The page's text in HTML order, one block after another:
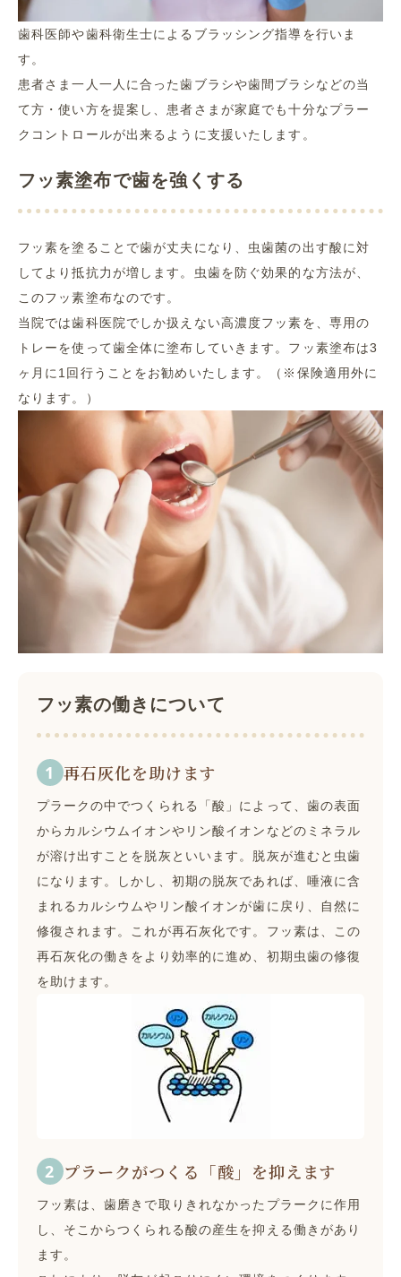
歯科医師や歯科衛生士によるブラッシング指導を行いま
す。
患者さま一人一人に合った歯ブラシや歯間ブラシなどの当
て方・使い方を提案し、患者さまが家庭でも十分なプラー
クコントロールが出来るように支援いたします。
フッ素塗布で歯を強くする
フッ素を塗ることで歯が丈夫になり、虫歯菌の出す酸に対
してより抵抗力が増します。虫歯を防ぐ効果的な方法が、
このフッ素塗布なのです。
当院では歯科医院でしか扱えない高濃度フッ素を、専用の
トレーを使って歯全体に塗布していきます。フッ素塗布は3
ヶ月に1回行うことをお勧めいたします。（※保険適用外に
なります。）
フッ素の働きについて
再石灰化を助けます
プラークの中でつくられる「酸」によって、歯の表面
からカルシウムイオンやリン酸イオンなどのミネラル
が溶け出すことを脱灰といいます。脱灰が進むと虫歯
になります。しかし、初期の脱灰であれば、唾液に含
まれるカルシウムやリン酸イオンが歯に戻り、自然に
修復されます。これが再石灰化です。フッ素は、この
再石灰化の働きをより効率的に進め、初期虫歯の修復
を助けます。
プラークがつくる「酸」を抑えます
フッ素は、歯磨きで取りきれなかったプラークに作用
し、そこからつくられる酸の産生を抑える働きがあり
ます。